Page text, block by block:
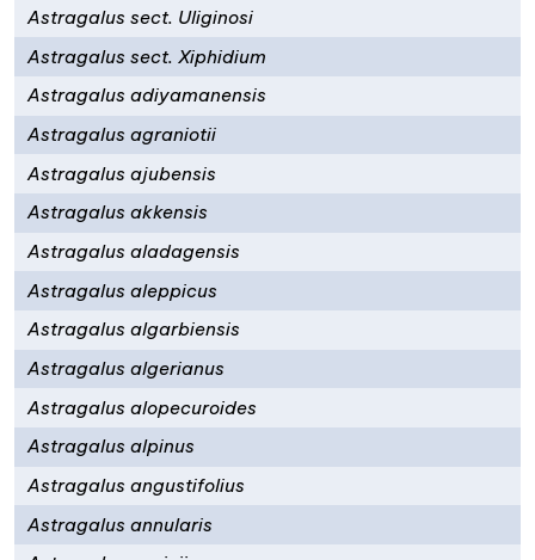
Astragalus sect. Uliginosi
Astragalus sect. Xiphidium
Astragalus adiyamanensis
Astragalus agraniotii
Astragalus ajubensis
Astragalus akkensis
Astragalus aladagensis
Astragalus aleppicus
Astragalus algarbiensis
Astragalus algerianus
Astragalus alopecuroides
Astragalus alpinus
Astragalus angustifolius
Astragalus annularis